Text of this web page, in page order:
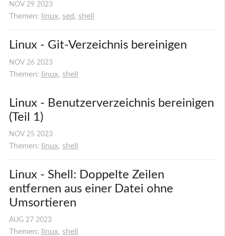
NOV 29 2023
Themen: linux, sed, shell
Linux - Git-Verzeichnis bereinigen
NOV 26 2023
Themen: linux, shell
Linux - Benutzerverzeichnis bereinigen
(Teil 1)
NOV 25 2023
Themen: linux, shell
Linux - Shell: Doppelte Zeilen
entfernen aus einer Datei ohne
Umsortieren
AUG 27 2023
Themen: linux, shell